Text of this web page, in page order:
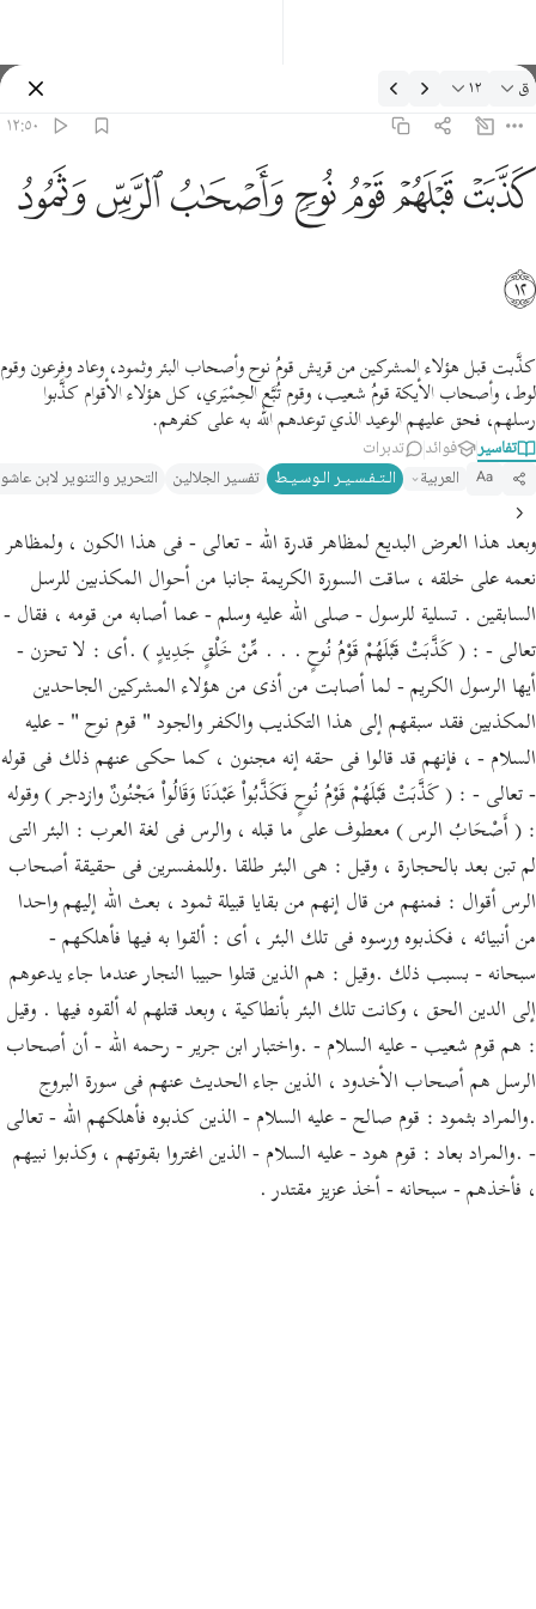
التفسير: ق ١٢:٥٠
ق ١٢
١٢:٥٠
كذبت قبلهم قوم نوح واصحاب الرس وثمود ١٢
كَذَّبَتْ قَبْلَهُمْ قَوْمُ نُوحٍۢ وَأَصْحَـٰبُ ٱلرَّسِّ وَثَمُودُ ١٢
ﲫﲬﲭﲮﲯﲰﲱ
ﲲ
كذَّبت قبل هؤلاء المشركين من قريش قومُ نوح وأصحاب البئر وثمود، وعاد وفرعون وقوم
لوط، وأصحاب الأيكة قومُ شعيب، وقوم تُبَّع الحِمْيَري، كل هؤلاء الأقوام كذَّبوا
رسلهم، فحق عليهم الوعيد الذي توعدهم الله به على كفرهم.
تفاسير فوائد تدبرات
Aa العربية الـتـفـسـيـر الـوسـيـط تفسير الجلالين التحرير والتنوير لابن
وبعد هذا العرض البديع لمظاهر قدرة الله - تعالى - فى هذا الكون ، ولمظاهر
نعمه على خلقه ، ساقت السورة الكريمة جانبا من أحوال المكذبين للرسل
السابقين . تسلية للرسول - صلى الله عليه وسلم - عما أصابه من قومه ، فقال -
تعالى - : ( كَذَّبَتْ قَبْلَهُمْ قَوْمُ نُوحٍ . . . مِّنْ خَلْقٍ جَدِيدٍ ) .أى : لا تحزن -
أيها الرسول الكريم - لما أصابت من أذى من هؤلاء المشركين الجاحدين
المكذبين فقد سبقهم إلى هذا التكذيب والكفر والجود " قوم نوح " - عليه
السلام - ، فإنهم قد قالوا فى حقه إنه مجنون ، كما حكى عنهم ذلك فى قوله
- تعالى - : ( كَذَّبَتْ قَبْلَهُمْ قَوْمُ نُوحٍ فَكَذَّبُواْ عَبْدَنَا وَقَالُواْ مَجْنُونٌ وازدجر ) وقوله
: ( أَصْحَابُ الرس ) معطوف على ما قبله ، والرس فى لغة العرب : البئر التى
لم تبن بعد بالحجارة ، وقيل : هى البئر طلقا .وللمفسرين فى حقيقة أصحاب
الرس أقوال : فمنهم من قال إنهم من بقايا قبيلة ثمود ، بعث الله إليهم واحدا
من أنبيائه ، فكذبوه ورسوه فى تلك البئر ، أى : ألقوا به فيها فأهلكهم -
سبحانه - بسبب ذلك .وقيل : هم الذين قتلوا حبيبا النجار عندما جاء يدعوهم
إلى الدين الحق ، وكانت تلك البئر بأنطاكية ، وبعد قتلهم له ألقوه فيها . وقيل
: هم قوم شعيب - عليه السلام - .واختبار ابن جرير - رحمه الله - أن أصحاب
الرسل هم أصحاب الأخدود ، الذين جاء الحديث عنهم فى سورة البروج
.والمراد بثمود : قوم صالح - عليه السلام - الذين كذبوه فأهلكهم الله - تعالى
- .والمراد بعاد : قوم هود - عليه السلام - الذين اغتروا بقوتهم ، وكذبوا نبيهم
، فأخذهم - سبحانه - أخذ عزيز مقتدر .